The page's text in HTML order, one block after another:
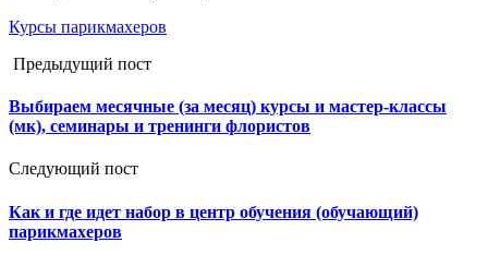
Курсы парикмахеров
Предыдущий пост
Выбираем месячные (за месяц) курсы и мастер-классы
(мк), семинары и тренинги флористов
Следующий пост
Как и где идет набор в центр обучения (обучающий)
парикмахеров